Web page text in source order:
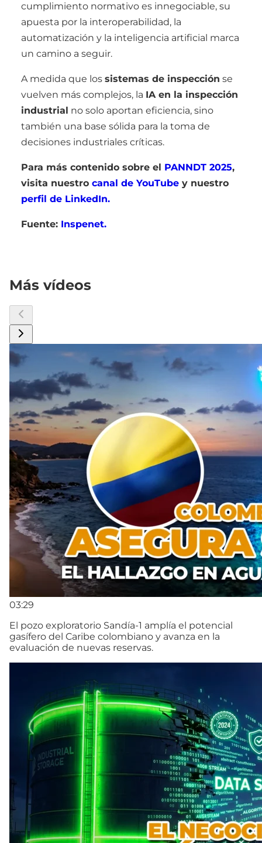
cumplimiento normativo es innegociable, su
apuesta por la interoperabilidad, la
automatización y la inteligencia artificial marca
un camino a seguir.
A medida que los sistemas de inspección se
vuelven más complejos, la IA en la inspección
industrial no solo aportan eficiencia, sino
también una base sólida para la toma de
decisiones industriales críticas.
Para más contenido sobre el PANNDT 2025,
visita nuestro canal de YouTube y nuestro
perfil de LinkedIn.
Fuente: Inspenet.
Más vídeos
03:29
El pozo exploratorio Sandía-1 amplía el potencial
gasífero del Caribe colombiano y avanza en la
evaluación de nuevas reservas.